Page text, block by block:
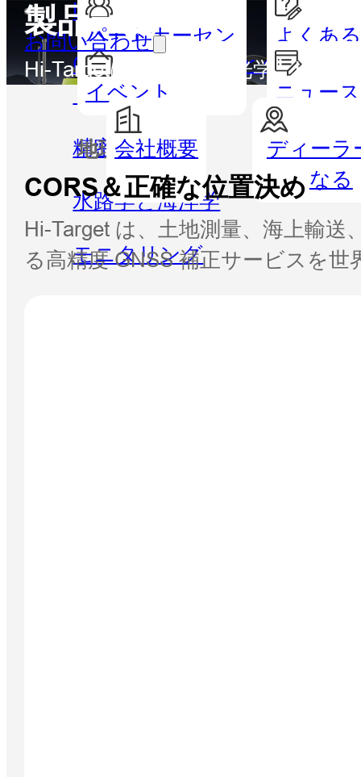
LiDAR
GISハンドヘルドとタブレッ
ト
精密農業
水路学と海洋学
モニタリング
地理空間 水路
パートナーセン
ター
よくあ
イベント ニュース
お問い合わせ
会社概要
ディーラ
なる
製品一覧
Hi-Targetは、GNSS、光学、
CORS＆正確な位置決め
Hi-Target は、土地測量、海上輸
る高精度 GNSS 補正サービスを